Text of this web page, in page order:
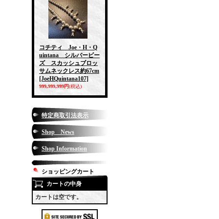
コチティ Joe・H・Q
uintana シルバービー
ズ スカッシュブロッ
サムネックレス約67cm
[JoeHQuintana107]
999,999,999円(税込)
特定商取引法表示
Shop News
Shop Information
ショッピングカート
カートの中身
カートは空です。